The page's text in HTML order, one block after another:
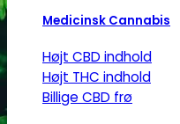
Medicinsk Cannabis
Højt CBD indhold
Højt THC indhold
Billige CBD frø